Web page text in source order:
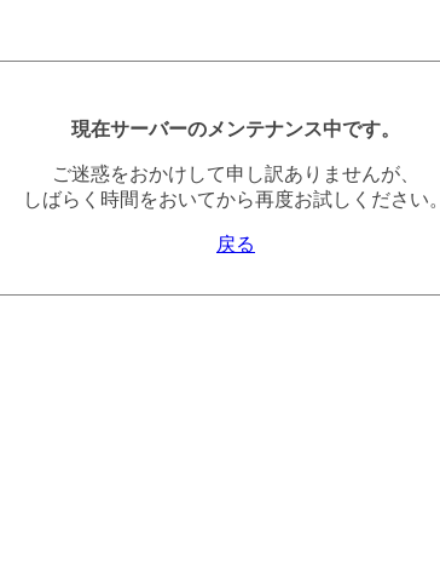
現在サーバーのメンテナンス中です。
ご迷惑をおかけして申し訳ありませんが、
しばらく時間をおいてから再度お試しください。
戻る